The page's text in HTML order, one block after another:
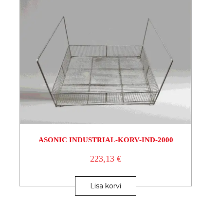
ASONIC INDUSTRIAL-KORV-IND-2000
223,13€
Lisa korvi